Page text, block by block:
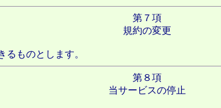
第７項
規約の変更
ものとします。
第８項
当サービスの停止